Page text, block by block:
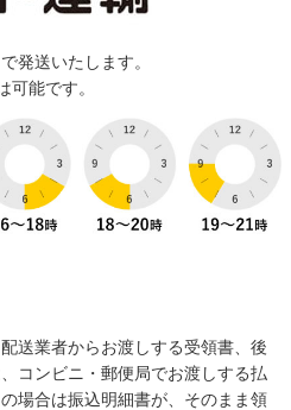
発送いたします。
可能です。
送業者からお渡しする受領書、後
コンビニ・郵便局でお渡しする払
場合は振込明細書が、そのまま領